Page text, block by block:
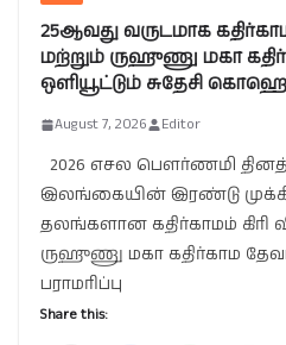
25ஆவது வருடமாக
மற்றும் ருஹுணு மகா
ஒளியூட்டும் சுதேசி
August 7, 2026 Editor
2026 எசல பௌர்ணமி
இலங்கையின் இரண்டு
தலங்களான கதிர்காமம் கிரி
ருஹுணு மகா கதிர்காம
பராமரிப்பு
Share this: